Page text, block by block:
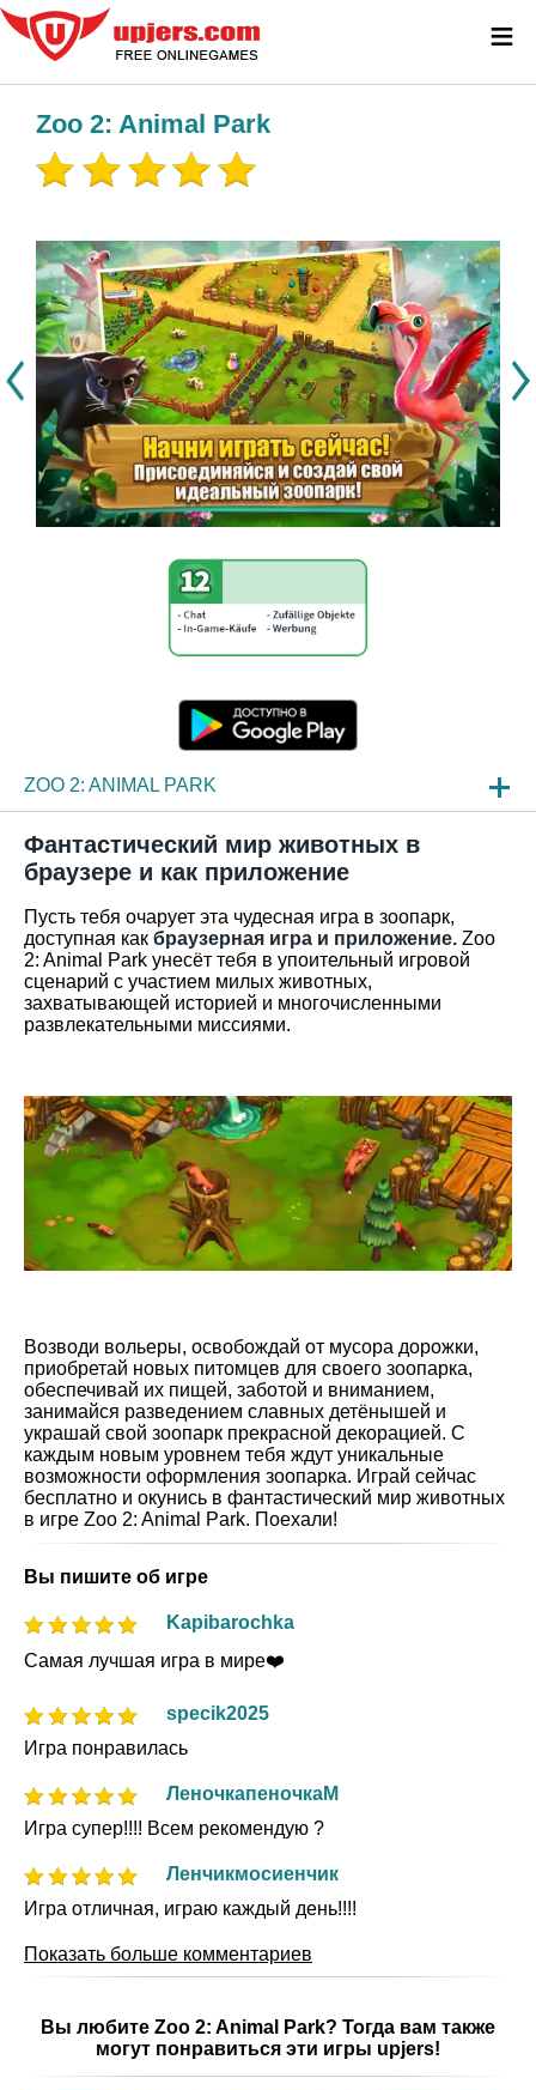
Zoo 2: Animal Park
ZOO 2: ANIMAL PARK
НОВОСТИ
ОБЗОР ИГРЫ
ЧАСТО ЗАДАВАЕМЫЕ ВОПРОСЫ
Фантастический мир животных в
браузере и как приложение
Пусть тебя очарует эта чудесная игра в зоопарк,
доступная как браузерная игра и приложение. Zoo
2: Animal Park унесёт тебя в упоительный игровой
сценарий с участием милых животных,
захватывающей историей и многочисленными
развлекательными миссиями.
Возводи вольеры, освобождай от мусора дорожки,
приобретай новых питомцев для своего зоопарка,
обеспечивай их пищей, заботой и вниманием,
занимайся разведением славных детёнышей и
украшай свой зоопарк прекрасной декорацией. С
каждым новым уровнем тебя ждут уникальные
возможности оформления зоопарка. Играй сейчас
бесплатно и окунись в фантастический мир животных
в игре Zoo 2: Animal Park. Поехали!
Вы пишите об игре
Kapibarochka
Самая лучшая игра в мире❤️
specik2025
Игра понравилась
ЛеночкапеночкаМ
Игра супер!!!! Всем рекомендую ?
Ленчикмосиенчик
Игра отличная, играю каждый день!!!!
Показать больше комментариев
Вы любите Zoo 2: Animal Park? Тогда вам также
могут понравиться эти игры upjers!
≡